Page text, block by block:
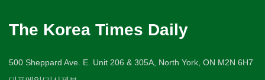
The Korea Times Daily
500 Sheppard Ave. E. Unit 206 & 305A, North York, ON M2N 6H7